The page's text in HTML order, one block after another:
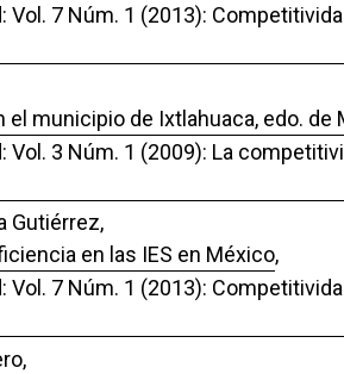
7 Núm. 1 (2013):
municipio de Ixtlahuaca, edo. de
3 Núm. 1 (2009): La
Gutiérrez,
en las IES en México,
7 Núm. 1 (2013):